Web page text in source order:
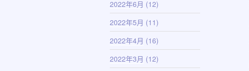
2022年6月 (12)
2022年5月 (11)
2022年4月 (16)
2022年3月 (12)